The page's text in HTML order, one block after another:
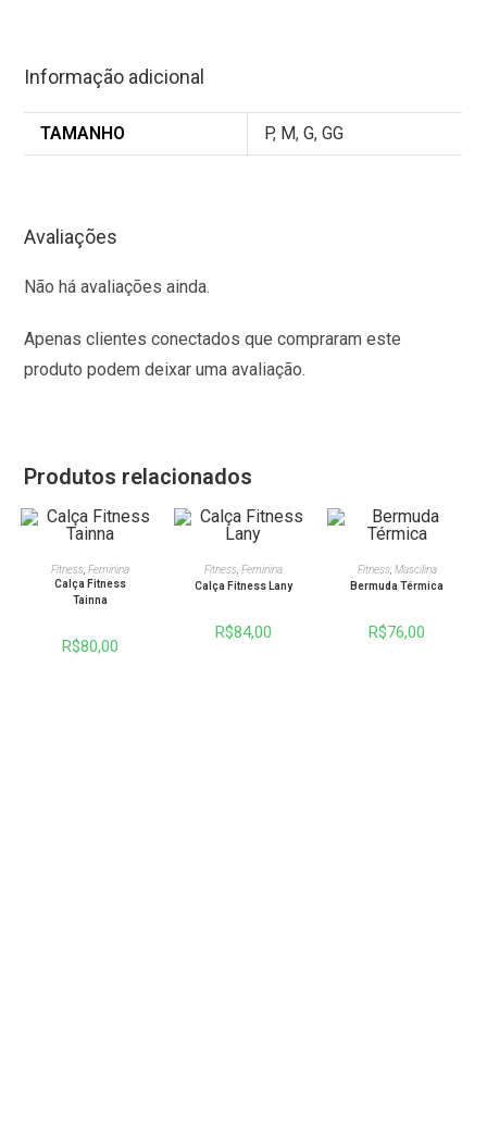
Informação adicional
TAMANHO P, M,G,GG
Avaliações
Não há avaliações ainda.
Apenas clientes conectados que compraram este
produto podem deixar uma avaliação.
Produtos relacionados
VER OPÇÕES
Fitness, Feminina
Calça Fitness
Tainna
R$80,00
VER OPÇÕES
Fitness, Feminina
Calça Fitness Lany
R$84,00
VER OPÇÕES
Fitness, Mascilina
Bermuda Térmica
R$76,00